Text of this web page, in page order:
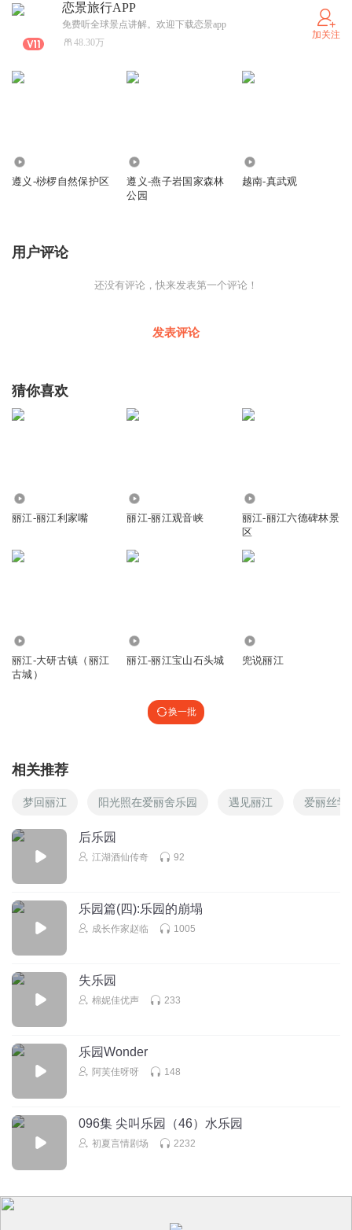
恋景旅行APP
免费听全球景点讲解。欢迎下载恋景app
48.30万
加关注
遵义-桫椤自然保护区
遵义-燕子岩国家森林
公园
越南-真武观
用户评论
还没有评论，快来发表第一个评论！
发表评论
猜你喜欢
丽江-丽江利家嘴 丽江-丽江观音峡
丽江-丽江六德碑林景
区
丽江-大研古镇（丽江
古城）
丽江-丽江宝山石头城 兜说丽江
换一批
相关推荐
梦回丽江 阳光照在爱丽舍乐园 遇见丽江 爱丽丝学
后乐园
江湖酒仙传奇 92
乐园篇(四):乐园的崩塌
成长作家赵临 1005
失乐园
棉妮佳优声 233
乐园Wonder
阿芙佳呀呀 148
096集 尖叫乐园（46）水乐园
初夏言情剧场 2232